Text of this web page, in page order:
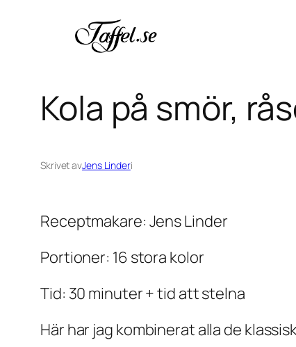
Kola på smör,
Skrivet avJens Linderi
Receptmakare: Jens Linder
Portioner: 16 stora kolor
Tid: 30 minuter + tid att stelna
Här har jag kombinerat alla de